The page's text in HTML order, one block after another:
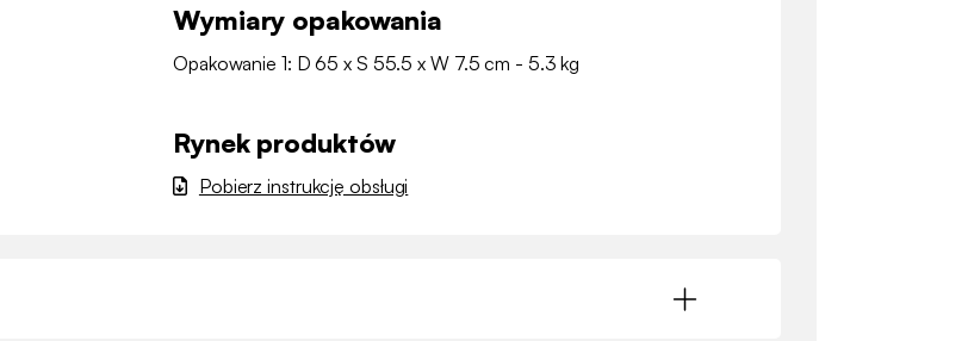
Wymiary opakowania
Opakowanie 1: D 65 x S 55.5 x W 7.5 cm - 5.3 kg
Rynek produktów
Pobierz instrukcję obsługi